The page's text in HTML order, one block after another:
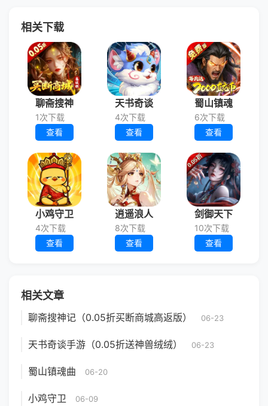
相关下载
聊斋搜神
1次下载
查看
天书奇谈
4次下载
查看
蜀山镇魂
6次下载
查看
小鸡守卫
4次下载
查看
逍遥浪人
8次下载
查看
剑御天下
10次下载
查看
相关文章
聊斋搜神记（0.05折买断商城高返版） 06-23
天书奇谈手游（0.05折送神兽绒绒） 06-23
蜀山镇魂曲 06-20
小鸡守卫 06-09